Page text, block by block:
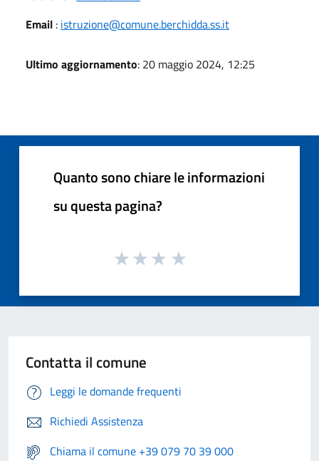
Email : istruzione@comune.berchidda.ss.it
Ultimo aggiornamento: 20 maggio 2024, 12:25
Quanto sono chiare le informazioni
su questa pagina?
Contatta il comune
Leggi le domande frequenti
Richiedi Assistenza
Chiama il comune +39 079 70 39 000